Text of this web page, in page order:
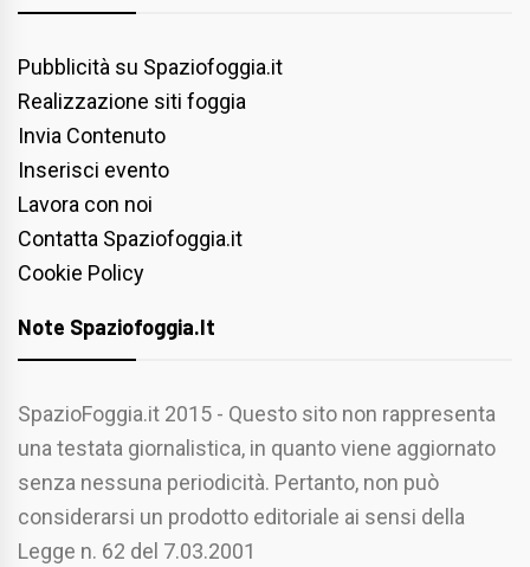
Pubblicità su Spaziofoggia.it
Realizzazione siti foggia
Invia Contenuto
Inserisci evento
Lavora con noi
Contatta Spaziofoggia.it
Cookie Policy
Note Spaziofoggia.it
SpazioFoggia.it 2015 - Questo sito non rappresenta
una testata giornalistica, in quanto viene aggiornato
senza nessuna periodicità. Pertanto, non può
considerarsi un prodotto editoriale ai sensi della
Legge n. 62 del 7.03.2001